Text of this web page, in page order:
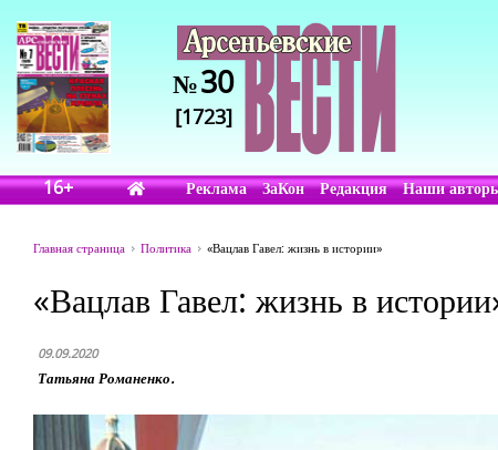
№30
[1723]
16+ Реклама ЗаКон Редакция Наши
Главная страница Политика «Вацлав Гавел: жизнь в истории»
«Вацлав Гавел: жизнь в
09.09.2020
Татьяна Романенко.